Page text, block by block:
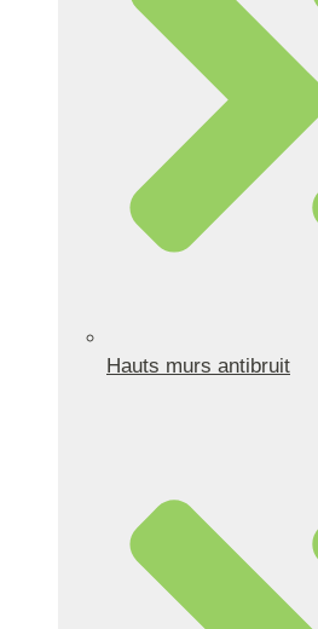
Hauts murs antibruit